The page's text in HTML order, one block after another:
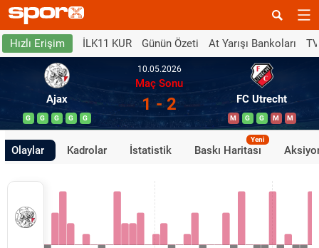
Hızlı Erişim İLK11 KUR Günün Özeti At Yarışı Bankoları
Ajax
G G G G G
10.05.2026
Maç Sonu
1 - 2 FC Utrecht
M G G M M
Olaylar Kadrolar İstatistik Baskı Haritası
Yeni